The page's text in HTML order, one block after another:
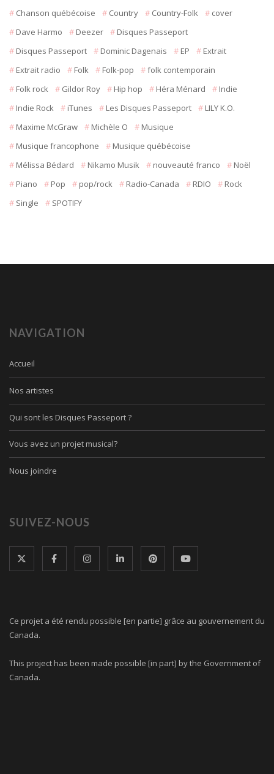
Chanson québécoise
Country Country-Folk
cover
Dave Harmo
Deezer
Disques Passeport
Disques Passeport
Dominic Dagenais EP
Extrait
Extrait radio
Folk Folk-pop
folk contemporain
Folk rock
Gildor Roy Hip hop Héra Ménard
Indie
Indie Rock
iTunes Les Disques Passeport
LILY K.O.
Maxime McGraw
Michèle O
Musique
Musique francophone
Musique québécoise
Mélissa Bédard
Nikamo Musik nouveauté franco
Noël
Piano
Pop pop/rock Radio-Canada RDIO
Rock
Single
SPOTIFY
NAVIGATION
Accueil
Nos artistes
Qui sont les Disques Passeport ?
Vous avez un projet musical?
Nous joindre
SUIVEZ-NOUS
Ce projet a été rendu possible [en partie] grâce au gouvernement du
Canada.
This project has been made possible [in part] by the Government of
Canada.